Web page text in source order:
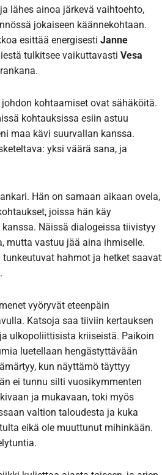
lähes ainoa järkevä vaihtoehto,
jokaiseen käännekohtaan.
esittää energisesti Janne
tulkitsee vaikuttavasti Vesa
kohtaamiset ovat sähäköitä.
kohtauksissa esiin astuu
maa kävi suurvallan kanssa.
yksi väärä sana, ja
Hän on samaan aikaan ovela,
joissa hän käy
kanssa. Näissä dialogeissa tiivistyy
mutta vastuu jää aina ihmiselle.
hahmot ja hetket saavat
vyöryvät eteenpäin
Katsoja saa tiiviin kertauksen
ulkopoliittisista kriiseistä. Paikoin
luetellaan hengästyttävään
kun näyttämö täyttyy
ei tunnu silti vuosikymmenten
ja mukavaan, toki myös
valtion taloudesta ja kuka
eikä ole muuttunut mihinkään.